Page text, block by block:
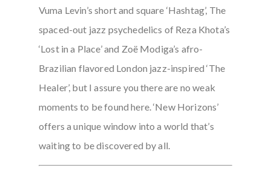
Vuma Levin’s short and square ‘Hashtag’, The
spaced-out jazz psychedelics of Reza Khota’s
‘Lost in a Place’ and Zoë Modiga’s afro-
Brazilian flavored London jazz-inspired ‘The
Healer’, but I assure you there are no weak
moments to be found here. ‘New Horizons’
offers a unique window into a world that’s
waiting to be discovered by all.